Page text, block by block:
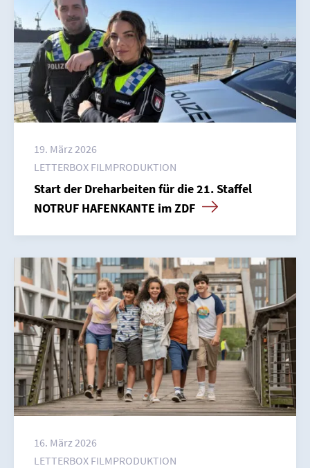
19. März 2026
LETTERBOX FILMPRODUKTION
Start der Dreharbeiten für die 21. Staffel
NOTRUF HAFENKANTE im ZDF
16. März 2026
LETTERBOX FILMPRODUKTION